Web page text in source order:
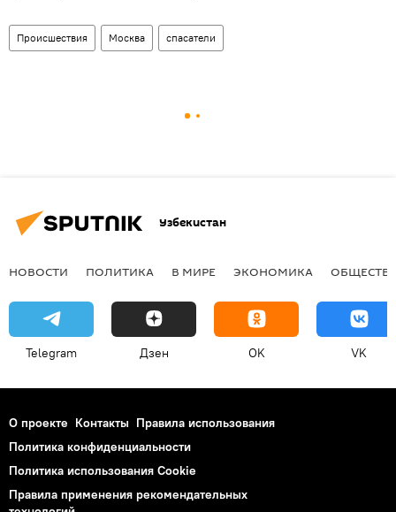
Происшествия Москва спасатели
Узбекистан
НОВОСТИ ПОЛИТИКА В МИРЕ ЭКОНОМИКА
Telegram Дзен OK VK
О проекте Контакты Правила использования
Политика конфиденциальности
Политика использования Cookie
Правила применения рекомендательных